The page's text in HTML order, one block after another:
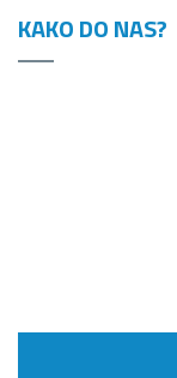
KAKO DO NAS?